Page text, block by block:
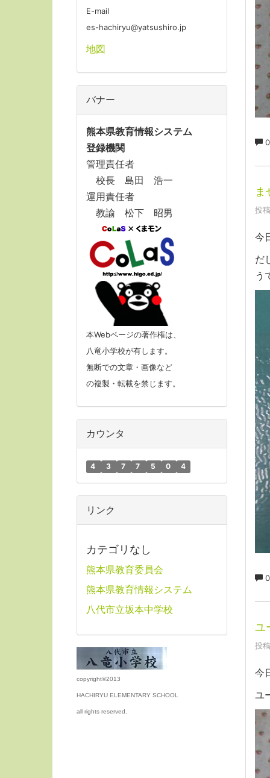
0
投
今
だ
う
0
ユ
投
今
ユ
E-mail
es-hachiryu@yatsushiro.jp
地図
バナー
熊本県教育情報システム
登録機関
管理責任者
校長 島田 浩一
運用責任者
教諭 松下 昭男
本Webページの著作権は、
八竜小学校が有します。
無断での文章・画像など
の複製・転載を禁じます。
カウンタ
4 3 7 7 5 0 4
リンク
カテゴリなし
熊本県教育委員会
熊本県教育情報システム
八代市立坂本中学校
copyright©2013
HACHIRYU ELEMENTARY SCHOOL
all rights reserved.